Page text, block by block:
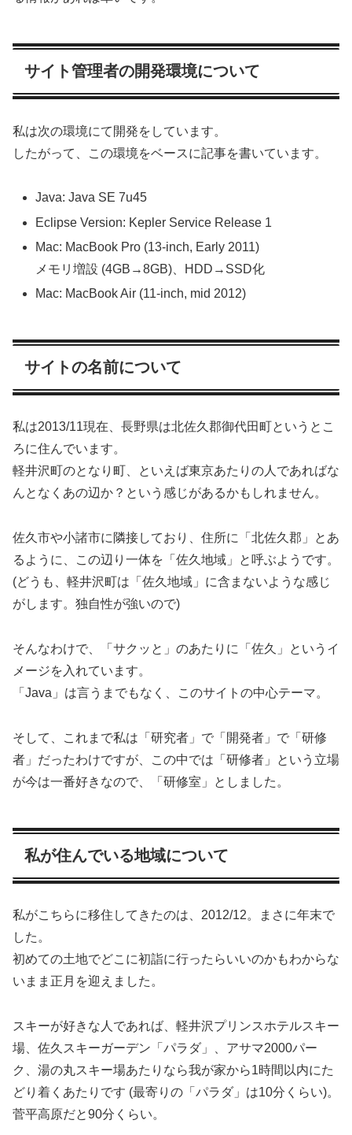
サイト管理者の開発環境について
私は次の環境にて開発をしています。
したがって、この環境をベースに記事を書いています。
Java: Java SE 7u45
Eclipse Version: Kepler Service Release 1
Mac: MacBook Pro (13-inch, Early 2011)
メモリ増設 (4GB→8GB)、HDD→SSD化
Mac: MacBook Air (11-inch, mid 2012)
サイトの名前について
私は2013/11現在、長野県は北佐久郡御代田町というとこ
ろに住んでいます。
軽井沢町のとなり町、といえば東京あたりの人であればな
んとなくあの辺か？という感じがあるかもしれません。
佐久市や小諸市に隣接しており、住所に「北佐久郡」とあ
るように、この辺り一体を「佐久地域」と呼ぶようです。
(どうも、軽井沢町は「佐久地域」に含まないような感じ
がします。独自性が強いので)
そんなわけで、「サクッと」のあたりに「佐久」というイ
メージを入れています。
「Java」は言うまでもなく、このサイトの中心テーマ。
そして、これまで私は「研究者」で「開発者」で「研修
者」だったわけですが、この中では「研修者」という立場
が今は一番好きなので、「研修室」としました。
私が住んでいる地域について
私がこちらに移住してきたのは、2012/12。まさに年末で
した。
初めての土地でどこに初詣に行ったらいいのかもわからな
いまま正月を迎えました。
スキーが好きな人であれば、軽井沢プリンスホテルスキー
場、佐久スキーガーデン「パラダ」、アサマ2000パー
ク、湯の丸スキー場あたりなら我が家から1時間以内にた
どり着くあたりです (最寄りの「パラダ」は10分くらい)。
菅平高原だと90分くらい。